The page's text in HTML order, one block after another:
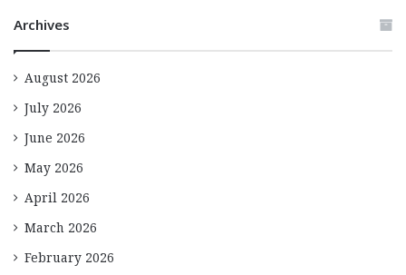
Archives
August 2026
July 2026
June 2026
May 2026
April 2026
March 2026
February 2026